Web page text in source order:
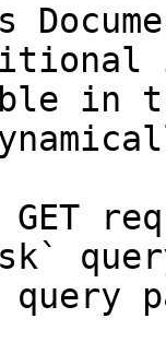
in
GET